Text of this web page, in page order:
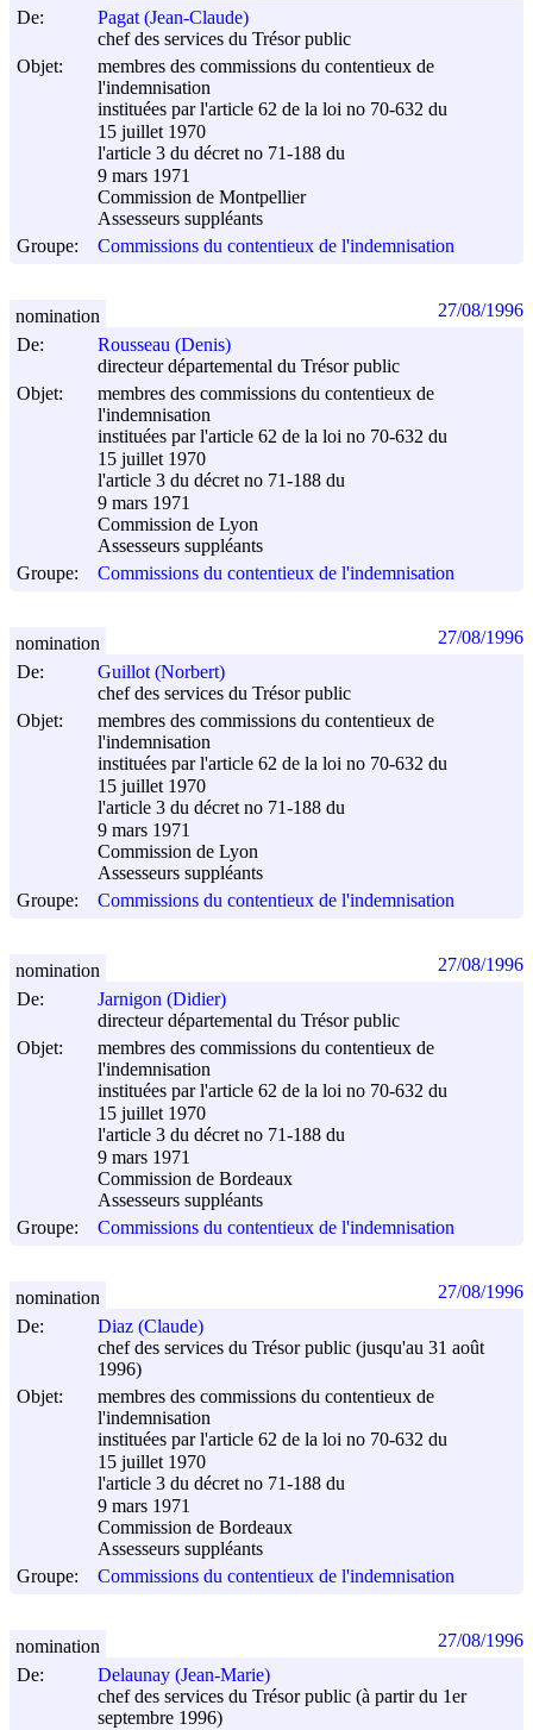
De:
Pagat (Jean-Claude)
chef des services du Trésor public
Objet:
membres des commissions du contentieux de
l'indemnisation
instituées par l'article 62 de la loi no 70-632 du
15 juillet 1970
l'article 3 du décret no 71-188 du
9 mars 1971
Commission de Montpellier
Assesseurs suppléants
Groupe:
Commissions du contentieux de l'indemnisation
De:
Rousseau (Denis)
directeur départemental du Trésor public
Objet:
membres des commissions du contentieux de
l'indemnisation
instituées par l'article 62 de la loi no 70-632 du
15 juillet 1970
l'article 3 du décret no 71-188 du
9 mars 1971
Commission de Lyon
Assesseurs suppléants
Groupe:
Commissions du contentieux de l'indemnisation
nomination 27/08/1996
De:
Guillot (Norbert)
chef des services du Trésor public
Objet:
membres des commissions du contentieux de
l'indemnisation
instituées par l'article 62 de la loi no 70-632 du
15 juillet 1970
l'article 3 du décret no 71-188 du
9 mars 1971
Commission de Lyon
Assesseurs suppléants
Groupe:
Commissions du contentieux de l'indemnisation
nomination 27/08/1996
De:
Jarnigon (Didier)
directeur départemental du Trésor public
Objet:
membres des commissions du contentieux de
l'indemnisation
instituées par l'article 62 de la loi no 70-632 du
15 juillet 1970
l'article 3 du décret no 71-188 du
9 mars 1971
Commission de Bordeaux
Assesseurs suppléants
Groupe:
Commissions du contentieux de l'indemnisation
nomination 27/08/1996
De:
Diaz (Claude)
chef des services du Trésor public (jusqu'au 31 août
1996)
Objet:
membres des commissions du contentieux de
l'indemnisation
instituées par l'article 62 de la loi no 70-632 du
15 juillet 1970
l'article 3 du décret no 71-188 du
9 mars 1971
Commission de Bordeaux
Assesseurs suppléants
Groupe:
Commissions du contentieux de l'indemnisation
nomination 27/08/1996
De:
Delaunay (Jean-Marie)
chef des services du Trésor public (à partir du 1er
septembre 1996)
nomination 27/08/1996